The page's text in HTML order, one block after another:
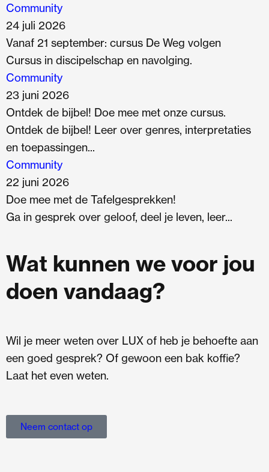
Community
24 juli 2026
Vanaf 21 september: cursus De Weg volgen
Cursus in discipelschap en navolging.
Community
23 juni 2026
Ontdek de bijbel! Doe mee met onze cursus.
Ontdek de bijbel! Leer over genres, interpretaties
en toepassingen...
Community
22 juni 2026
Doe mee met de Tafelgesprekken!
Ga in gesprek over geloof, deel je leven, leer...
Wat kunnen we voor jou
doen vandaag?
Wil je meer weten over LUX of heb je behoefte aan
een goed gesprek? Of gewoon een bak koffie?
Laat het even weten.
Neem contact op